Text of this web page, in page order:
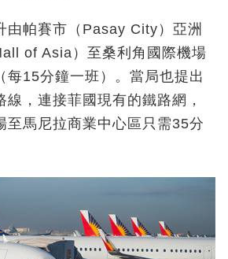
由帕賽市（Pasay City）亞洲
of Asia）至桑利角國際機場
每15分鐘一班）。當局也提出
，連接菲國現有的鐵路網，
至馬尼拉商業中心區只需35分